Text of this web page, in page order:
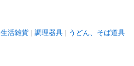
生活雑貨 調理器具 うどん、そば道具